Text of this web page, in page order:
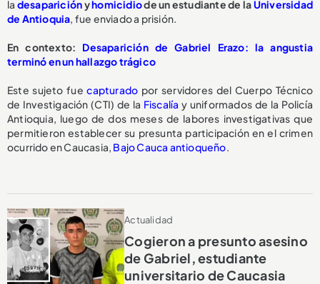
la desapariciónyhomicidiode un estudiante de laUniversidad
de Antioquia, fue enviado a prisión.
En contexto: Desaparición de Gabriel Erazo: la angustia
terminó en un hallazgo trágico
Este sujeto fuecapturado por servidores del Cuerpo Técnico
de Investigación (CTI) de la Fiscalía y uniformados de la Policía
Antioquia, luego de dos meses de labores investigativas que
permitieron establecer su presunta participación en el crimen
ocurrido en Caucasia, Bajo Cauca antioqueño.
Actualidad
Cogieron a presunto asesino
de Gabriel, estudiante
universitario de Caucasia